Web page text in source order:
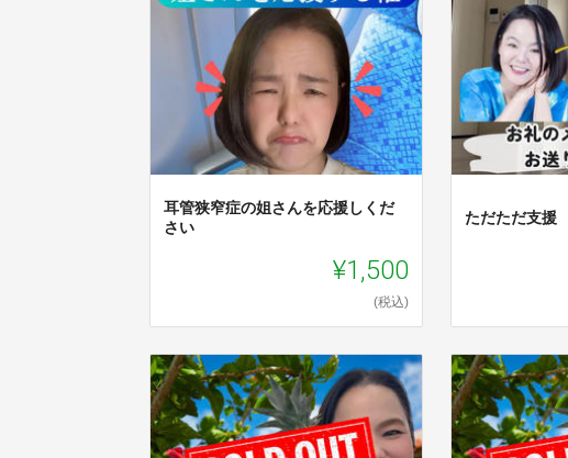
耳管狭窄症の姐さんを応援しくだ
さい
¥1,500
(税込)
ただただ支援